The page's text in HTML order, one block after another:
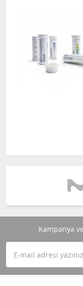
Kampanya